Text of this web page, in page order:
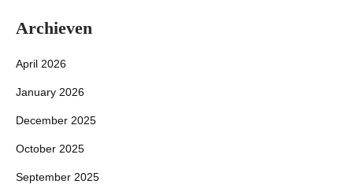
Archieven
April 2026
January 2026
December 2025
October 2025
September 2025